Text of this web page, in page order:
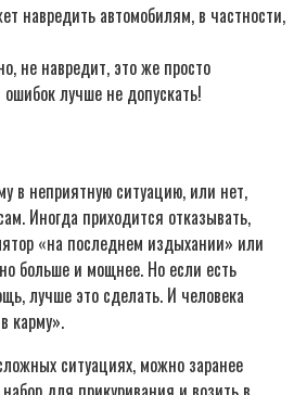
навредить автомобилям, в частности,
не навредит, это же просто
лучше не допускать!
в неприятную ситуацию, или нет,
Иногда приходится отказывать,
«на последнем издыхании» или
больше и мощнее. Но если есть
лучше это сделать. И человека
карму».
ситуациях, можно заранее